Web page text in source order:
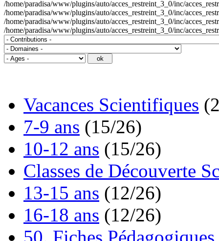
/home/paradisa/www/plugins/auto/acces_restreint_3_0/inc/
/home/paradisa/www/plugins/auto/acces_restreint_3_0/inc/
/home/paradisa/www/plugins/auto/acces_restreint_3_0/inc/
/home/paradisa/www/plugins/auto/acces_restreint_3_0/inc/
Vacances Scientifiques
7-9 ans (15/26)
10-12 ans (15/26)
Classes de Découverte
13-15 ans (12/26)
16-18 ans (12/26)